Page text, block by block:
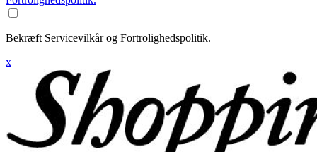
Bekræft Servicevilkår og Fortrolighedspolitik.
x